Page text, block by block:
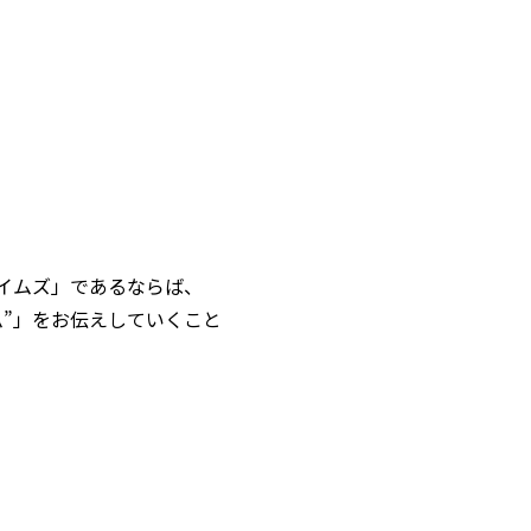
ズ」であるならば、
」をお伝えしていくこと